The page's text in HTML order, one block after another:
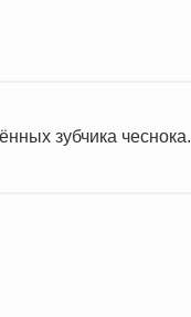
зубчика чеснока.